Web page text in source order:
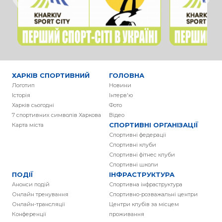
ХАРКІВ СПОРТИВНИЙ
Логотип
Історія
Харків сьогодні
7 спортивних символів Харкова
Карта міста
ГОЛОВНА
Новини
Інтерв'ю
Фото
Вiдео
СПОРТИВНІ ОРГАНІЗАЦІЇ
Спортивні федерації
Спортивні клуби
Спортивні фітнес клуби
Спортивні школи
ПОДІЇ
Анонси подій
Онлайн тренування
Онлайн-трансляції
Конференції
ІНФРАСТРУКТУРА
Спортивна інфраструктура
Спортивно-розважальні центри
Центри клубів за місцем
проживання